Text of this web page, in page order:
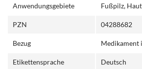
Anwendungsgebiete Fußpilz,
PZN 04288682
Bezug Medikament
Etikettensprache Deutsch